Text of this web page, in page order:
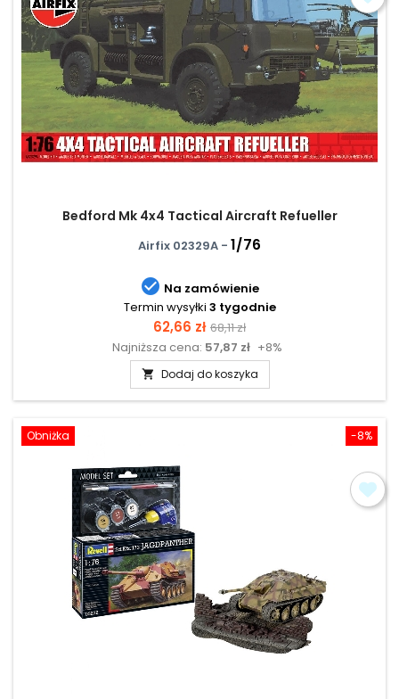
Bedford Mk 4x4 Tactical Aircraft Refueller
Airfix 02329A - 1/76
 Na zamówienie
Termin wysyłki 3 tygodnie
Cena
62,66 zł Cena
podstawowa
68,11 zł
Najniższa cena: 57,87 zł +8%
 Dodaj do koszyka
-8%
Obniżka